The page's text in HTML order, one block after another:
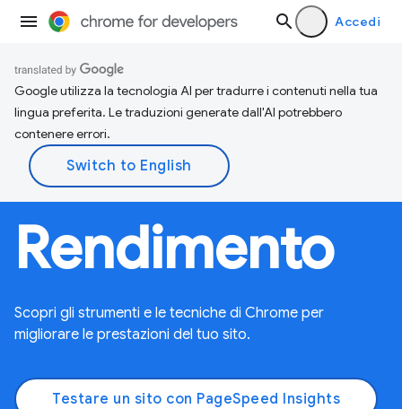
Accedi
Google utilizza la tecnologia AI per tradurre i contenuti nella tua
lingua preferita. Le traduzioni generate dall'AI potrebbero
contenere errori.
Rendimento
Scopri gli strumenti e le tecniche di Chrome per
migliorare le prestazioni del tuo sito.
Testare un sito con PageSpeed Insights